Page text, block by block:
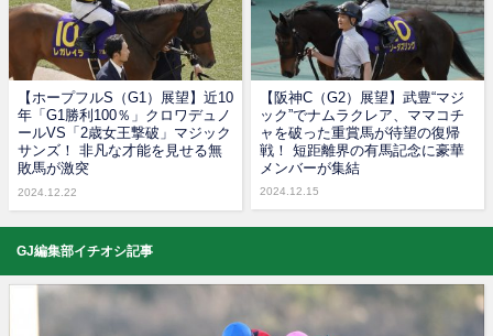
【ホープフルS（G1）展望】近10
年「G1勝利100％」クロワデュノ
ールVS「2歳女王撃破」マジック
サンズ！ 非凡な才能を見せる無
敗馬が激突
2024.12.22
【阪神C（G2）展望】武豊“マジ
ック”でナムラクレア、ママコチ
ャを破った重賞馬が待望の復帰
戦！ 短距離界の有馬記念に豪華
メンバーが集結
2024.12.15
GJ編集部イチオシ記事